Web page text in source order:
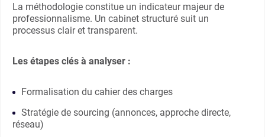
La méthodologie constitue un indicateur majeur de
professionnalisme. Un cabinet structuré suit un
processus clair et transparent.
Les étapes clés à analyser :
Formalisation du cahier des charges
Stratégie de sourcing (annonces, approche directe,
réseau)